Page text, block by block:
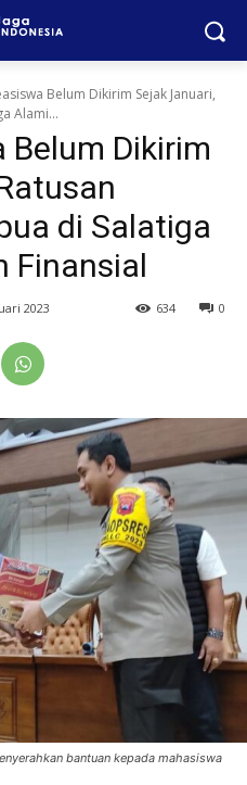
Belum Dikirim Sejak Januari,
Alami...
Belum Dikirim
di Salatiga
Finansial
2023 0
634
bantuan kepada mahasiswa